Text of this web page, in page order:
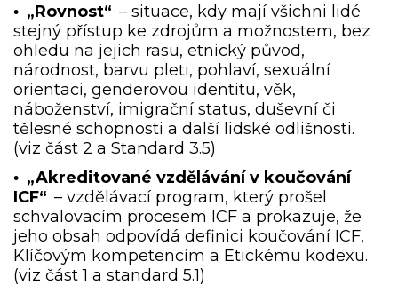
• „Rovnost“ – situace, kdy mají všichni lidé
stejný přístup ke zdrojům a možnostem, bez
ohledu na jejich rasu, etnický původ,
národnost, barvu pleti, pohlaví, sexuální
orientaci, genderovou identitu, věk,
náboženství, imigrační status, duševní či
tělesné schopnosti a další lidské odlišnosti.
(viz část 2 a Standard 3.5)
• „Akreditované vzdělávání v koučování
ICF“ – vzdělávací program, který prošel
schvalovacím procesem ICF a prokazuje, že
jeho obsah odpovídá definici koučování ICF,
Klíčovým kompetencím a Etickému kodexu.
(viz část 1 a standard 5.1)